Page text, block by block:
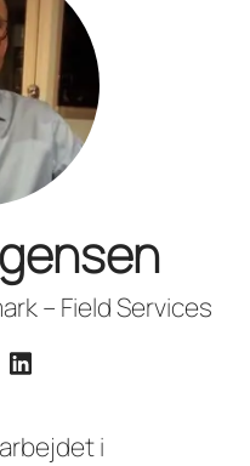
– Field Services
i